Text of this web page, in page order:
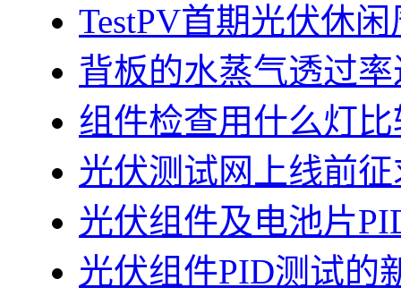
TestPV首期光伏休
背板的水蒸气透过
组件检查用什么灯
光伏测试网上线前
光伏组件及电池片
光伏组件PID测试的